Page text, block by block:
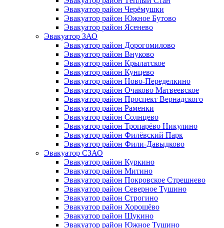
Эвакуатор район Черёмушки
Эвакуатор район Южное Бутово
Эвакуатор район Ясенево
Эвакуатор ЗАО
Эвакуатор район Дорогомилово
Эвакуатор район Внуково
Эвакуатор район Крылатское
Эвакуатор район Кунцево
Эвакуатор район Ново-Переделкино
Эвакуатор район Очаково Матвеевское
Эвакуатор район Проспект Вернадского
Эвакуатор район Раменки
Эвакуатор район Солнцево
Эвакуатор район Тропарёво Никулино
Эвакуатор район Филёвский Парк
Эвакуатор район Фили-Давыдково
Эвакуатор СЗАО
Эвакуатор район Куркино
Эвакуатор район Митино
Эвакуатор район Покровское Стрешнево
Эвакуатор район Северное Тушино
Эвакуатор район Строгино
Эвакуатор район Хорошёво
Эвакуатор район Щукино
Эвакуатор район Южное Тушино